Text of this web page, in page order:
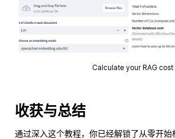
Calculate your RAG cost
收获与总结
通过深入这个教程，你已经解锁了从零开始